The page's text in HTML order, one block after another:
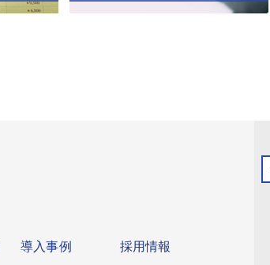
導入事例 採用情報